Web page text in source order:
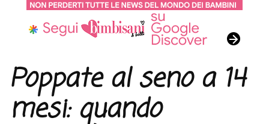
Poppate al seno a 14
mesi: quando